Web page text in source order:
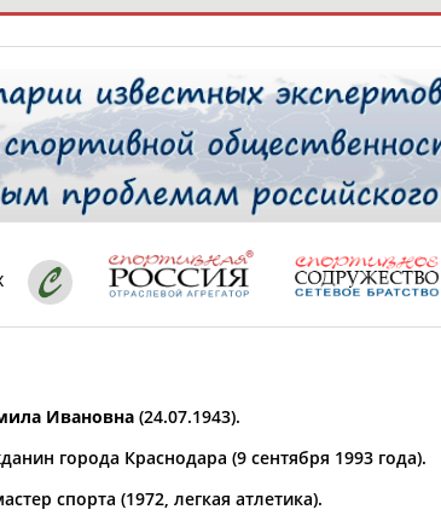
РЕСУРСНАЯ ПЛОЩАДКА
проживания
Ивановна (24.07.1943).
города Краснодара (9 сентября 1993 года).
спорта (1972, легкая атлетика).